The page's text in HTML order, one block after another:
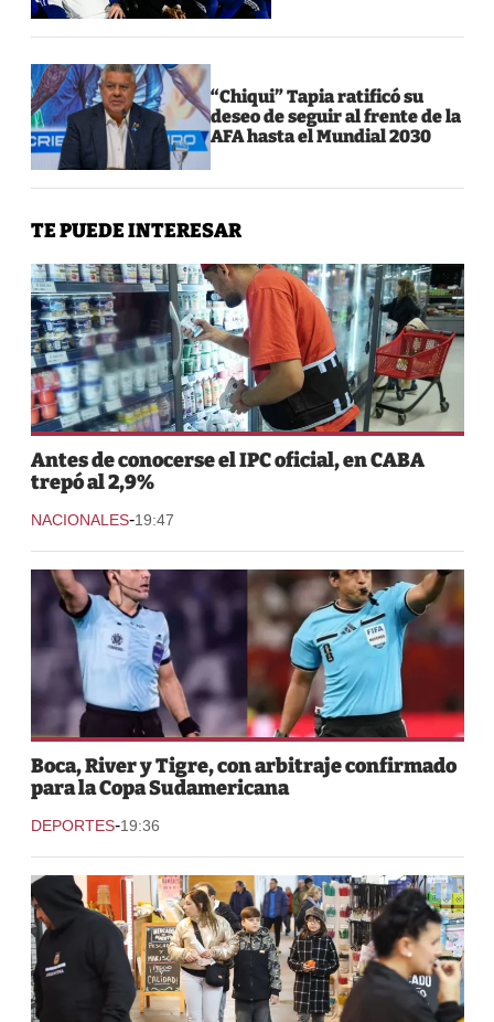
“Chiqui” Tapia ratificó su
deseo de seguir al frente de la
AFA hasta el Mundial 2030
TE PUEDE INTERESAR
Antes de conocerse el IPC oficial, en CABA
trepó al 2,9%
NACIONALES-19:47
Boca, River y Tigre, con arbitraje confirmado
para la Copa Sudamericana
DEPORTES-19:36